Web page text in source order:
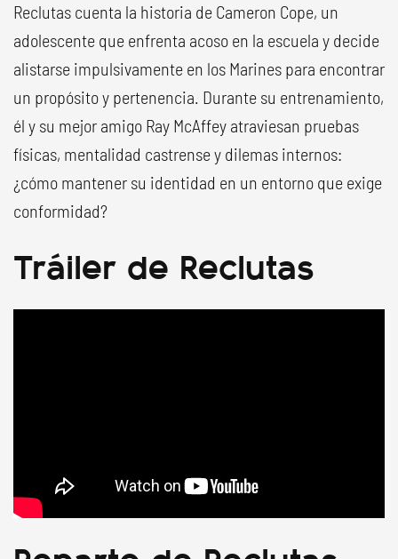
Reclutas cuenta la historia de Cameron Cope, un
adolescente que enfrenta acoso en la escuela y decide
alistarse impulsivamente en los Marines para encontrar
un propósito y pertenencia. Durante su entrenamiento,
él y su mejor amigo Ray McAffey atraviesan pruebas
físicas, mentalidad castrense y dilemas internos:
¿cómo mantener su identidad en un entorno que exige
conformidad?
Tráiler de Reclutas